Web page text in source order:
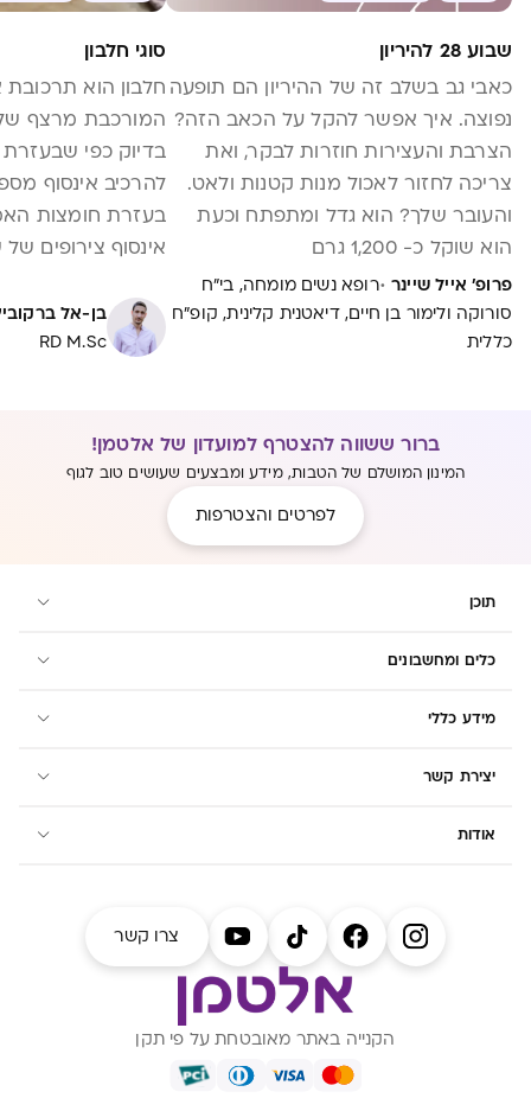
שבוע 28 להיריון
כאבי גב בשלב זה של ההיריון הם תופעה
נפוצה. איך אפשר להקל על הכאב הזה?
הצרבת והעצירות חוזרות לבקר, ואת
צריכה לחזור לאכול מנות קטנות ולאט.
והעובר שלך? הוא גדל ומתפתח וכעת
הוא שוקל כ- 1,200 גרם
פרופ' אייל שיינר ·רופא נשים מומחה, בי"ח
סורוקה ולימור בן חיים, דיאטנית קלינית, קופ"ח
כללית
סוגי חלבון
חלבון הוא תרכובת
המורכבת מרצף של
להרכיב אינסוף
בעזרת חומצות
אינסוף צירופים
שונים זה מזה?
בן-אל
RD M.Sc
ברור ששווה להצטרף למועדון של אלטמן!
המינון המושלם של הטבות, מידע ומבצעים שעושים טוב לגוף
לפרטים והצטרפות
תוכן
כלים ומחשבונים
מידע כללי
יצירת קשר
אודות
צרו קשר
הקנייה באתר מאובטחת על פי תקן